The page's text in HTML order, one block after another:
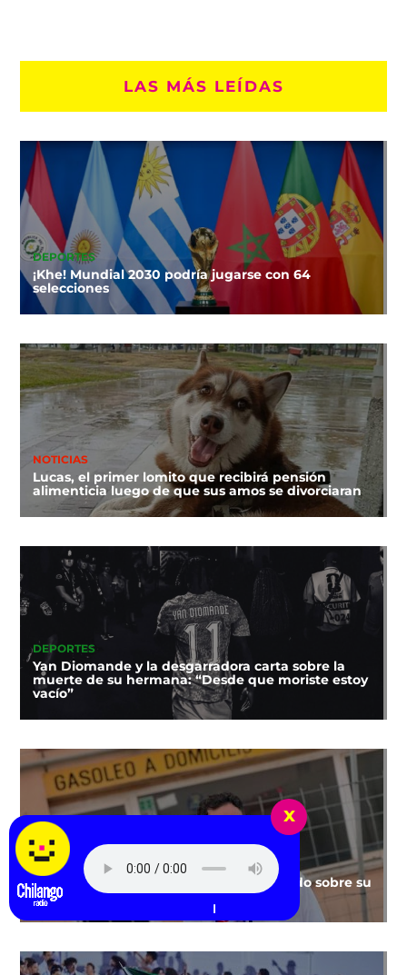
LAS MÁS LEÍDAS
DEPORTES
¡Khe! Mundial 2030 podría jugarse con 64
selecciones
NOTICIAS
Lucas, el primer lomito que recibirá pensión
alimenticia luego de que sus amos se divorciaran
DEPORTES
Yan Diomande y la desgarradora carta sobre la
muerte de su hermana: “Desde que moriste estoy
vacío”
MÚSICA
¡Alizzz regresa a México! Entérate de todo sobre su
show
x
Escucha Radio Chilango -